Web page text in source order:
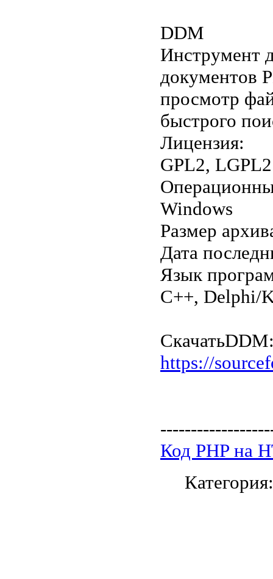
DDM
Инструмент
документов
просмотр
быстрого
Лицензия:
GPL2, LGPL2
Windows
Размер
Дата
Язык
C++, Delphi/
Скачать
https://
Код PHP на